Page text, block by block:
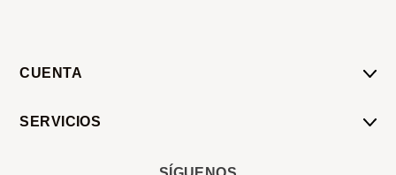
CUENTA
SERVICIOS